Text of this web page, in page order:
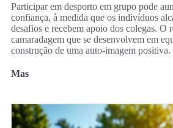
Participar em desporto em grupo pode
confiança, à medida que os indivíduos
desafios e recebem apoio dos colegas. O
camaradagem que se desenvolvem em
construção de uma auto-imagem positiva.
Mas